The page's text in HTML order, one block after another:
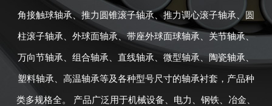
角接触球轴承、推力圆锥滚子轴承、推力调心滚子轴承、圆
柱滚子轴承、外球面轴承、带座外球面球轴承、关节轴承、
万向节轴承、组合轴承、直线轴承、微型轴承、陶瓷轴承、
塑料轴承、高温轴承等及各种型号尺寸的轴承衬套，产品种
类多规格全。 产品广泛用于机械设备、电力、钢铁、冶金、